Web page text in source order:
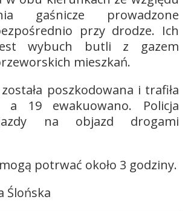
gaśnicze prowadzone
przy drodze. Ich
wybuch butli z gazem
mieszkań.
poszkodowana i trafiła
a 19 ewakuowano. Policja
na objazd drogami
potrwać około 3 godziny.
Ślońska